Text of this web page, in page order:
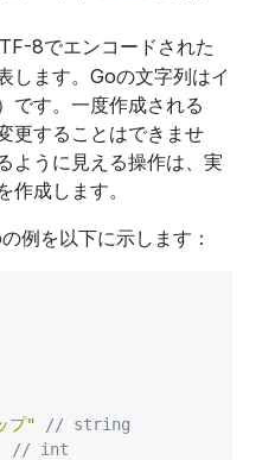
8でエンコードされた
します。Goの文字列はイ
です。一度作成される
更することはできませ
ように見える操作は、実
作成します。
例を以下に示します：
プ"
// string
// int